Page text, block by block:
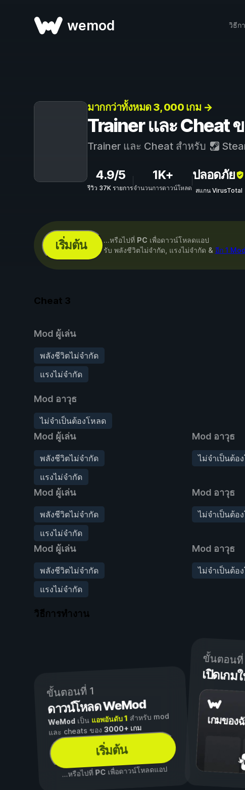
wemod วิธีก
มากกว่าทั้งหมด 3, 000 เกม →
Trainer และ Cheat
Trainer และ Cheat สำหรับ
4.9/5
รีวิว 37K รายการ
1K+
จำนวนการดาวน์โหลด
ปลอดภัย
สแกน VirusTotal
เริ่มต้น ...หรือไปที่ PC เพื่อดาวน์โหลดแอป
รับ พลังชีวิตไม่จำกัด, แรงไม่จำกัด & อีก 1 Mod
Cheat 3
Mod ผู้เล่น
พลังชีวิตไม่จำกัด
แรงไม่จำกัด
Mod อาวุธ
ไม่จำเป็นต้องโหลด
Mod ผู้เล่น
พลังชีวิตไม่จำกัด
แรงไม่จำกัด
Mod อาวุธ
ไม่จำเป็นต้อ
Mod ผู้เล่น
พลังชีวิตไม่จำกัด
แรงไม่จำกัด
Mod อาวุธ
ไม่จำเป็นต้อ
Mod ผู้เล่น
พลังชีวิตไม่จำกัด
แรงไม่จำกัด
Mod อาวุธ
ไม่จำเป็นต้อ
วิธีการทำงาน
ขั้นตอนที่ 1
ดาวน์โหลด WeMod
WeModเป็น แอพอันดับ 1 สำหรับ mod
และ cheats ของ3000+ เกม
เริ่มต้น
...หรือไปที่ PCเพื่อดาวน์โหลดแอป
ขั้นตอนที่
เปิดเกม
เกมของ